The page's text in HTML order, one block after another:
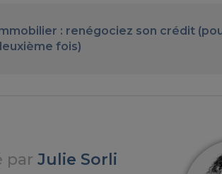
: renégociez son crédit
fois)
parJulie Sorli